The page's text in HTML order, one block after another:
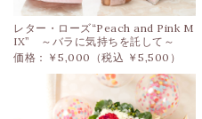
レター・ローズ“Peach and Pink M
IX” ～バラに気持ちを託して～
価格：￥5,000（税込 ￥5,500）